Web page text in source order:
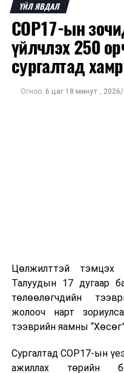
ҮЙЛ ЯВДАЛ
COP17-ын
үйлчлэх 250
сургалтад
Огноо: 6 цаг 18 минут
Цөлжилттэй
Талуудын 17 дугаар
төлөөлөгчдийн
жолооч нарт
тээврийн яамны
Сургалтад COP17-ын
ажиллах төрийн